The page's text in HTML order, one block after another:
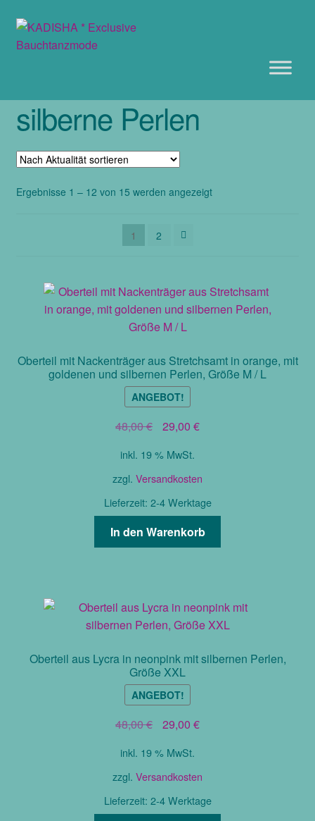
Zur
Navigation
Zum
Inhalt
silberne Perlen
Ergebnisse 1 – 12 von 15 werden angezeigtNach
1
2
Oberteil mit Nackenträger aus Stretchsamt in orange, mit
goldenen und silbernen Perlen, Größe M / L
ANGEBOT!
48,00€
Ursprünglicher
war:
48,00 €
29,00 €Aktueller
29,00 €.
inkl. 19 % MwSt.
zzgl. Versandkosten
Lieferzeit: 2-4 Werktage
In den Warenkorb
Oberteil aus Lycra in neonpink mit silbernen Perlen,
Größe XXL
ANGEBOT!
48,00€
Ursprünglicher
war:
48,00 €
29,00 €Aktueller
29,00 €.
inkl. 19 % MwSt.
zzgl. Versandkosten
Lieferzeit: 2-4 Werktage